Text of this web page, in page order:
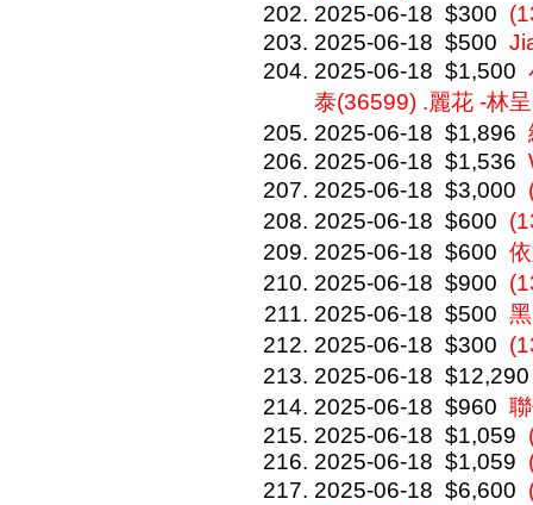
2025-06-18 $300
2025-06-18 $500
2025-06-18 $1,500
泰(36599) .麗花 -林
2025-06-18 $1,896
2025-06-18 $1,536
2025-06-18 $3,000
2025-06-18 $600
2025-06-18 $600
2025-06-18 $900
2025-06-18 $500
2025-06-18 $300
2025-06-18 $12,290
2025-06-18 $960
2025-06-18 $1,059
2025-06-18 $1,059
2025-06-18 $6,600